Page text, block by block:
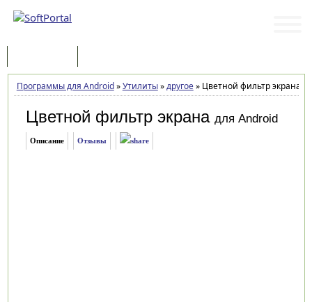
Программы для Android»Утилиты»другое»Цветной фильтр экрана
Цветной фильтр экрана для Android
Описание Отзывы